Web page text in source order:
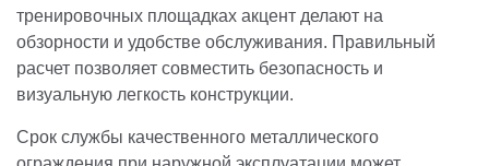
тренировочных площадках акцент делают на
обзорности и удобстве обслуживания. Правильный
расчет позволяет совместить безопасность и
визуальную легкость конструкции.
Срок службы качественного металлического